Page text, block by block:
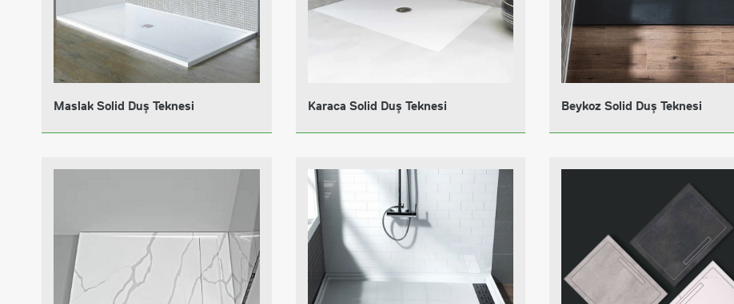
Maslak Solid Duş Teknesi Karaca Solid Duş Teknesi Beykoz Solid Duş Teknesi